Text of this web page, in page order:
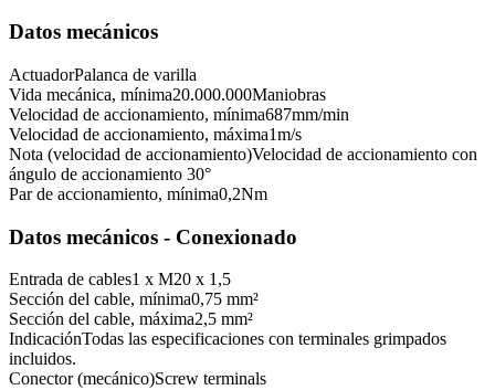
Datos mecánicos
ActuadorPalanca de varilla
Vida mecánica, mínima20.000.000Maniobras
Velocidad de accionamiento, mínima687mm/min
Velocidad de accionamiento, máxima1m/s
Nota (velocidad de accionamiento)Velocidad de accionamiento con
ángulo de accionamiento 30°
Par de accionamiento, mínima0,2Nm
Datos mecánicos - Conexionado
Entrada de cables1 x M20 x 1,5
Sección del cable, mínima0,75 mm²
Sección del cable, máxima2,5 mm²
IndicaciónTodas las especificaciones con terminales grimpados
incluidos.
Conector (mecánico)Screw terminals